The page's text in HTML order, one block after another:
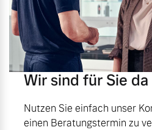
Wir sind für Sie da
Nutzen Sie einfach unser
einen Beratungstermin zu